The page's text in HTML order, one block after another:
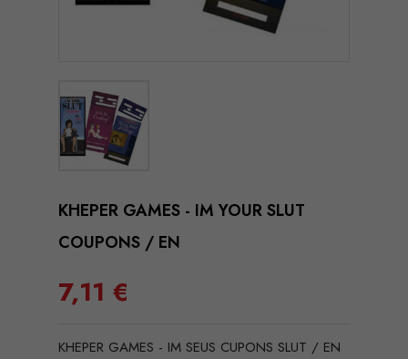
KHEPER GAMES - IM YOUR SLUT
COUPONS / EN
7,11 €
KHEPER GAMES - IM SEUS CUPONS SLUT / EN